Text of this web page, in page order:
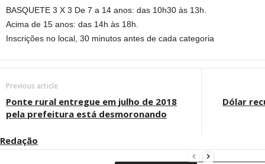
BASQUETE 3 X 3 De 7 a 14 anos: das 10h30 às 13h.
Acima de 15 anos: das 14h às 18h.
Inscrições no local, 30 minutos antes de cada categoria
Previous article
Ponte rural entregue em julho de 2018
pela prefeitura está desmoronando
Dólar
Redação